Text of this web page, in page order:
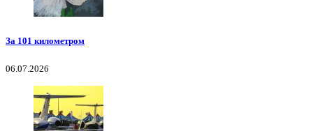
За 101 километром
06.07.2026